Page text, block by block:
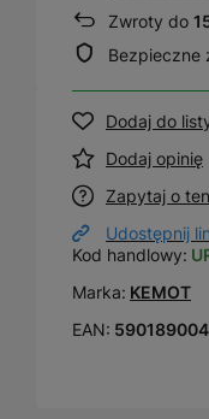
Zwroty do
Bezpieczne
Dodaj do
Dodaj opinię
Zapytaj o
Udostępnij
Kod handlowy:
Marka: KEMOT
EAN: